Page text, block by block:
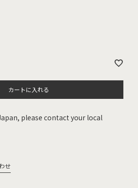
カートに入れる
please contact your local
せ